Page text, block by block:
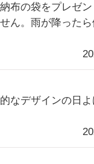
布の袋をプレゼ
ん。雨が降った
なデザインの日